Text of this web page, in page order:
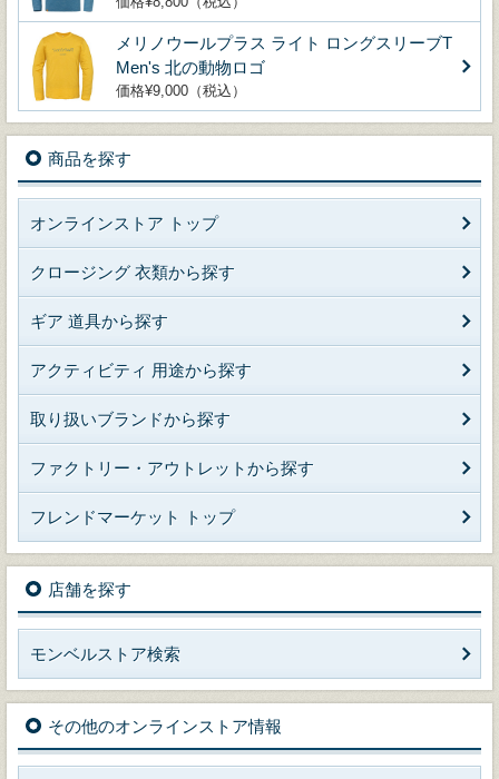
メリノウールプラス ライト ロングスリーブT
Men's 北の動物ロゴ
価格¥9,000（税込）
商品を探す
オンラインストア トップ
クロージング 衣類から探す
ギア 道具から探す
アクティビティ 用途から探す
取り扱いブランドから探す
ファクトリー・アウトレットから探す
フレンドマーケット トップ
店舗を探す
モンベルストア検索
その他のオンラインストア情報